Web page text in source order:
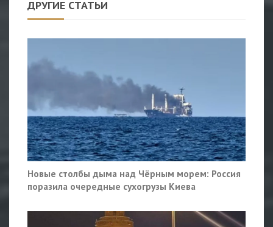
ДРУГИЕ СТАТЬИ
Новые столбы дыма над Чёрным морем: Россия
поразила очередные сухогрузы Киева